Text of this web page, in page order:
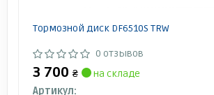
Тормозной диск DF6510S TRW
0 отзывов
3 700 ₴
на складе
Артикул: